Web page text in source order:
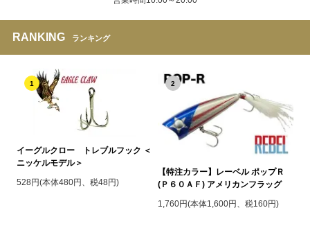
RANKING ランキング
1
イーグルクロー トレブルフック ＜
ニッケルモデル＞
528円(本体480円、税48円)
2
【特注カラー】レーベル ポップＲ
(Ｐ６０ＡＦ) アメリカンフラッグ
1,760円(本体1,600円、税160円)